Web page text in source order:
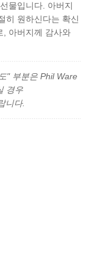
물입니다. 아버지
히 원하신다는 확신
, 아버지께 감사와
" 부분은 Phil Ware
경우
니다.